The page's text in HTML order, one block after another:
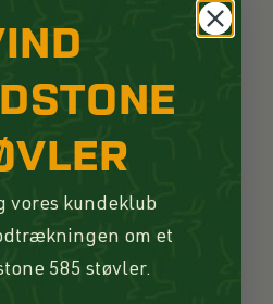
Rød - 70 cm
vores kundeklub
om et
585 støvler.